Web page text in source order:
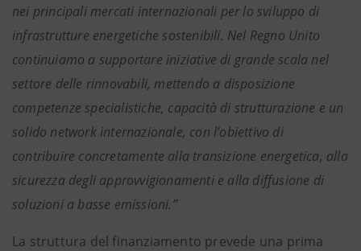
nei principali mercati internazionali per lo sviluppo di
infrastrutture energetiche sostenibili. Nel Regno Unito
continuiamo a supportare iniziative di grande scala nel
settore delle rinnovabili, mettendo a disposizione
competenze specialistiche, capacità di strutturazione e un
solido network internazionale, con l’obiettivo di
contribuire concretamente alla transizione energetica, alla
sicurezza degli approvvigionamenti e alla diffusione di
soluzioni a basse emissioni.”
La struttura del finanziamento prevede una prima